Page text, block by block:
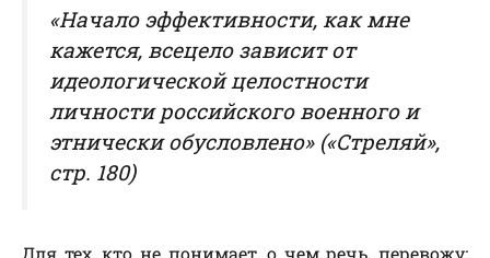
«Начало эффективности, как мне
кажется, всецело зависит от
идеологической целостности
личности российского военного и
этнически обусловлено» («Стреляй»,
стр. 180)